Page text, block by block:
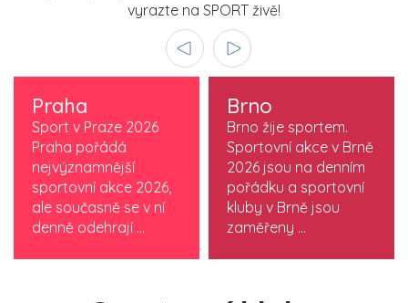
vyrazte na SPORT živě!
Praha
Sport v Praze 2026
Praha pořádá
nejvýznamnější
sportovní akce 2026,
ale současně se v ní
denně odehrají ...
Brno
Brno žije sportem.
Sportovní akce v Brně
2026 jsou na denním
pořádku a sportovní
kluby v Brně jsou
zaměřeny ...